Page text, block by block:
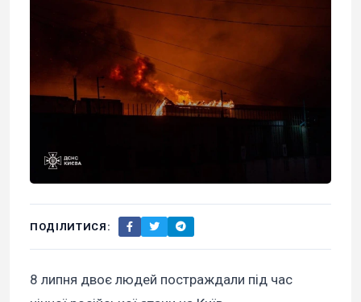
ПОДІЛИТИСЯ:
8 липня двоє людей постраждали під час